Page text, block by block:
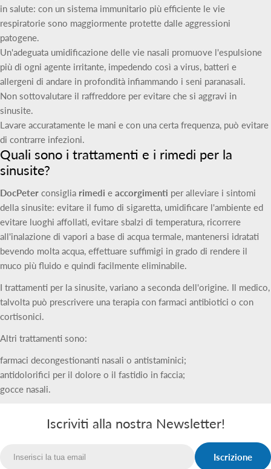
in salute: con un sistema immunitario più efficiente le vie
respiratorie sono maggiormente protette dalle aggressioni
patogene.
Un'adeguata umidificazione delle vie nasali promuove l'espulsione
più di ogni agente irritante, impedendo così a virus, batteri e
allergeni di andare in profondità infiammando i seni paranasali.
Non sottovalutare il raffreddore per evitare che si aggravi in
sinusite.
Lavare accuratamente le mani e con una certa frequenza, può evitare
di contrarre infezioni.
Quali sono i trattamenti e i rimedi per la
sinusite?
DocPeter consiglia rimedi e accorgimenti per alleviare i sintomi
della sinusite: evitare il fumo di sigaretta, umidificare l'ambiente ed
evitare luoghi affollati, evitare sbalzi di temperatura, ricorrere
all'inalazione di vapori a base di acqua termale, mantenersi idratati
bevendo molta acqua, effettuare suffimigi in grado di rendere il
muco più fluido e quindi facilmente eliminabile.
I trattamenti per la sinusite, variano a seconda dell'origine. Il medico,
talvolta può prescrivere una terapia con farmaci antibiotici o con
cortisonici.
Altri trattamenti sono:
farmaci decongestionanti nasali o antistaminici;
antidolorifici per il dolore o il fastidio in faccia;
gocce nasali.
Iscriviti alla nostra Newsletter!
Iscrizione